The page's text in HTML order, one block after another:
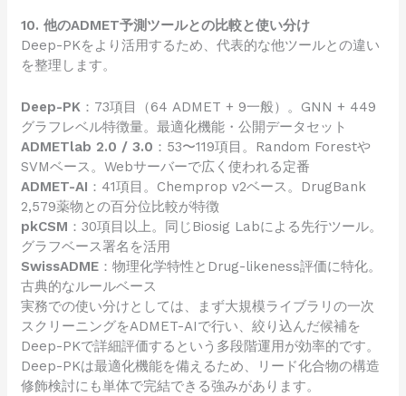
10. 他のADMET予測ツールとの比較と使い分け
Deep-PKをより活用するため、代表的な他ツールとの違い
を整理します。
Deep-PK ：73項目（64 ADMET + 9一般）。GNN + 449
グラフレベル特徴量。最適化機能・公開データセット
ADMETlab 2.0 / 3.0 ：53〜119項目。Random Forestや
SVMベース。Webサーバーで広く使われる定番
ADMET-AI ：41項目。Chemprop v2ベース。DrugBank
2,579薬物との百分位比較が特徴
pkCSM ：30項目以上。同じBiosig Labによる先行ツール。
グラフベース署名を活用
SwissADME ：物理化学特性とDrug-likeness評価に特化。
古典的なルールベース
実務での使い分けとしては、まず大規模ライブラリの一次
スクリーニングをADMET-AIで行い、絞り込んだ候補を
Deep-PKで詳細評価するという多段階運用が効率的です。
Deep-PKは最適化機能を備えるため、リード化合物の構造
修飾検討にも単体で完結できる強みがあります。